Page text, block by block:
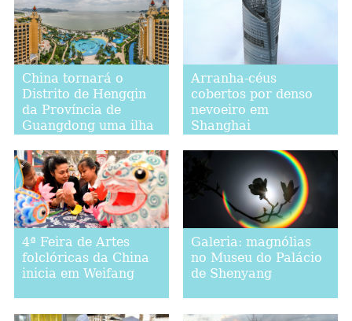
China tornará o
Distrito de Hengqin
da Província de
Guangdong uma ilha
internacional
Arranha-céus
cobertos por denso
nevoeiro em
Shanghai
4ª Feira de Artes
folclóricas da China
inicia em Weifang
Galeria: magnólias
no Museu do Palácio
de Shenyang